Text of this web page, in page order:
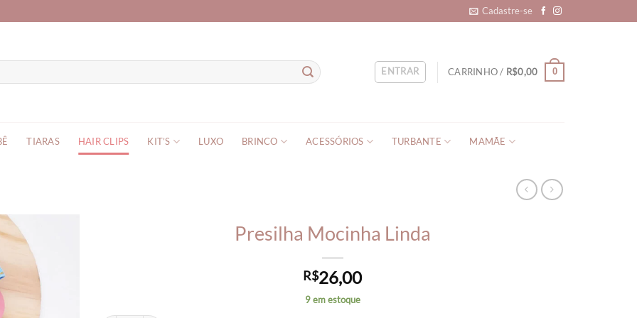
Cadastre-se
ENTRAR CARRINHO / R$0,00 0
TIARAS HAIR CLIPS KIT’S LUXO BRINCO ACESSÓRIOS TURBANTE MAMÃE
Presilha Mocinha Linda
R$26,00
9 em estoque